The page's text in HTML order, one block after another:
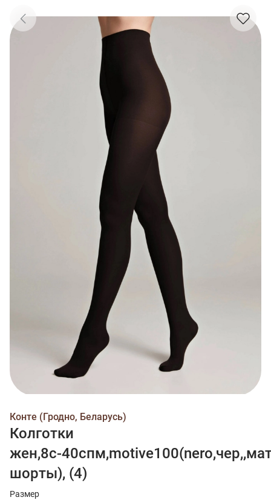
Конте (Гродно, Беларусь)
Колготки
жен,8с-
шорты), (4)
Размер